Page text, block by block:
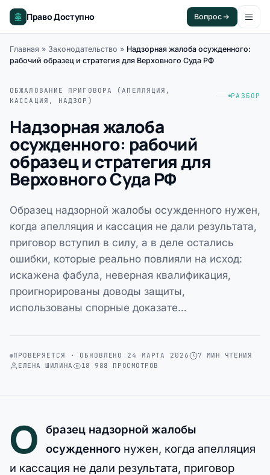
Право Доступно Вопрос
Главная » Законодательство » Надзорная жалоба осужденного:
рабочий образец и стратегия для Верховного Суда РФ
ОБЖАЛОВАНИЕ ПРИГОВОРА (АПЕЛЛЯЦИЯ,
КАССАЦИЯ, НАДЗОР)
РАЗБОР
Надзорная жалоба
осужденного: рабочий
образец и стратегия для
Верховного Суда РФ
Образец надзорной жалобы осужденного нужен,
когда апелляция и кассация не дали результата,
приговор вступил в силу, а в деле остались
ошибки, которые реально повлияли на исход:
искажена фабула, неверная квалификация,
проигнорированы доводы защиты,
использованы спорные доказате…
ПРОВЕРЯЕТСЯ · ОБНОВЛЕНО 24 МАРТА 2026
7 МИН ЧТЕНИЯ
ЕЛЕНА ШИЛИНА
18 988 ПРОСМОТРОВ
О
бразец надзорной жалобы
осужденного нужен, когда апелляция
и кассация не дали результата, приговор